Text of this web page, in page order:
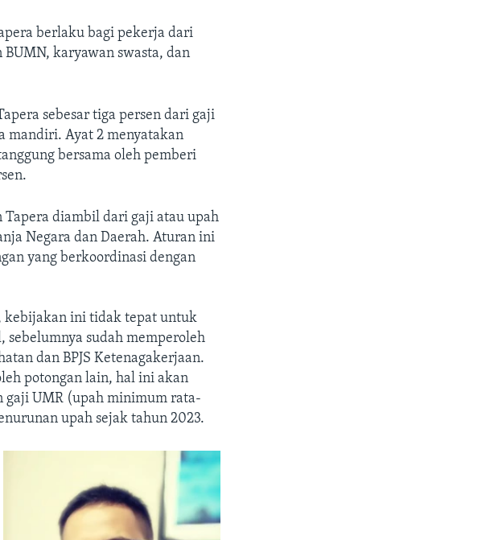
berlaku bagi pekerja dari
karyawan swasta, dan
sebesar tiga persen dari gaji
mandiri. Ayat 2 menyatakan
bersama oleh pemberi
Tapera diambil dari gaji atau upah
Negara dan Daerah. Aturan ini
yang berkoordinasi dengan
kebijakan ini tidak tepat untuk
sebelumnya sudah memperoleh
dan BPJS Ketenagakerjaan.
potongan lain, hal ini akan
gaji UMR (upah minimum rata-
upah sejak tahun 2023.